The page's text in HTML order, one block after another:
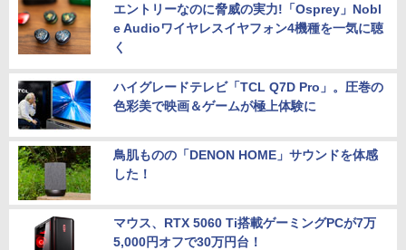
エントリーなのに脅威の実力!「Osprey」Nobl
e Audioワイヤレスイヤフォン4機種を一気に聴
く
ハイグレードテレビ「TCL Q7D Pro」。圧巻の
色彩美で映画＆ゲームが極上体験に
鳥肌ものの「DENON HOME」サウンドを体感
した！
マウス、RTX 5060 Ti搭載ゲーミングPCが7万
5,000円オフで30万円台！